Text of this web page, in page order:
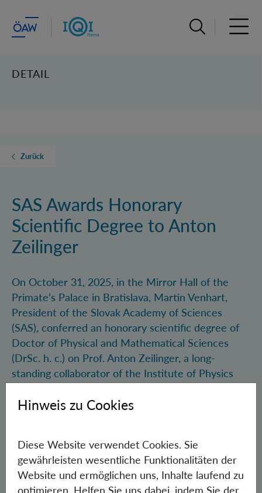
Suchleiste
DETAIL
Zurück
SAS Awards Honorary
Scientific Degree to Anton
Zeilinger
On October 31, 2025, in the Mirror Hall of the
Primate’s Palace in Bratislava, Martin Venhart,
President of the Slovak Academy of Sciences
(SAS), conferred an honorary scientific degree of
Doctor of Physical and Mathematical Sciences
(DrSc. h. c.) on Prof. Anton Zeilinger, a long-
standing collaborator of the Institute of Physics
03.11.2025
Hinweis zu Cookies
Diese Website verwendet Cookies. Sie
gewährleisten wesentliche Funktionalitäten der
Website und ermöglichen uns, Inhalte laufend zu
optimieren. Helfen Sie uns dabei, indem Sie der